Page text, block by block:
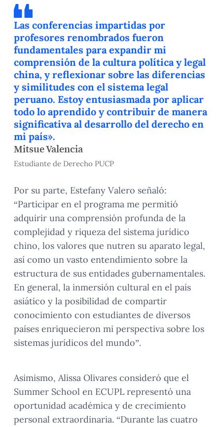
Las conferencias impartidas por
profesores renombrados fueron
fundamentales para expandir mi
comprensión de la cultura política y legal
china, y reflexionar sobre las diferencias
y similitudes con el sistema legal
peruano. Estoy entusiasmada por aplicar
todo lo aprendido y contribuir de manera
significativa al desarrollo del derecho en
mi país».
Mitsue Valencia
Estudiante de Derecho PUCP
Por su parte, Estefany Valero señaló:
“Participar en el programa me permitió
adquirir una comprensión profunda de la
complejidad y riqueza del sistema jurídico
chino, los valores que nutren su aparato legal,
así como un vasto entendimiento sobre la
estructura de sus entidades gubernamentales.
En general, la inmersión cultural en el país
asiático y la posibilidad de compartir
conocimiento con estudiantes de diversos
países enriquecieron mi perspectiva sobre los
sistemas jurídicos del mundo”.
Asimismo, Alissa Olivares consideró que el
Summer School en ECUPL representó una
oportunidad académica y de crecimiento
personal extraordinaria. “Durante las cuatro